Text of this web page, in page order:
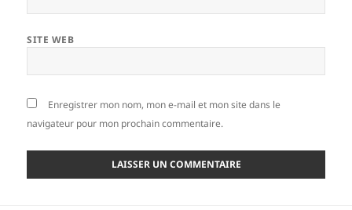
SITE WEB
Enregistrer mon nom, mon e-mail et mon site dans le
navigateur pour mon prochain commentaire.